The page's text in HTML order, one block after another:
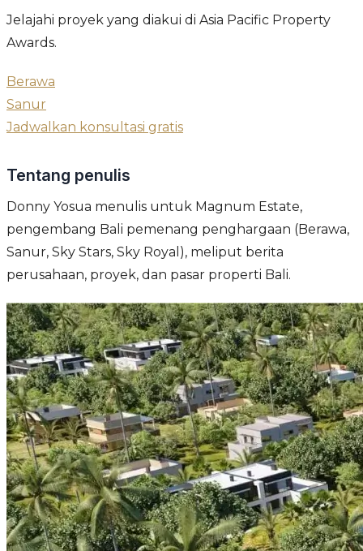
Jelajahi proyek yang diakui di Asia Pacific Property
Awards.
Berawa
Sanur
Jadwalkan konsultasi gratis
Tentang penulis
Donny Yosua menulis untuk Magnum Estate,
pengembang Bali pemenang penghargaan (Berawa,
Sanur, Sky Stars, Sky Royal), meliput berita
perusahaan, proyek, dan pasar properti Bali.